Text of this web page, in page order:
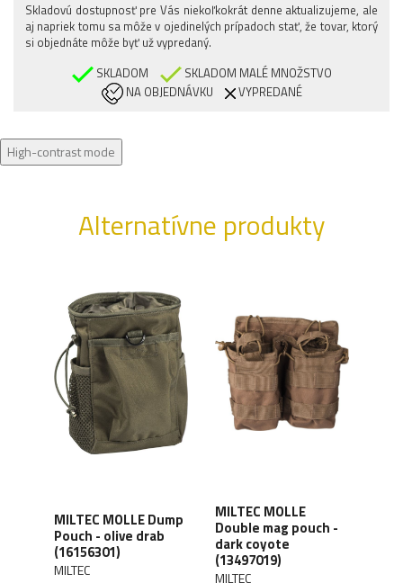
Skladovú dostupnosť pre Vás niekoľkokrát denne aktualizujeme, ale
aj napriek tomu sa môže v ojedinelých prípadoch stať, že tovar, ktorý
si objednáte môže byť už vypredaný.
SKLADOM
SKLADOM MALÉ MNOŽSTVO
NA OBJEDNÁVKU
VYPREDANÉ
High-contrast mode
Alternatívne produkty
MILTEC MOLLE Dump
Pouch - olive drab
(16156301)
MILTEC
MILTEC MOLLE
Double mag pouch -
dark coyote
(13497019)
MILTEC